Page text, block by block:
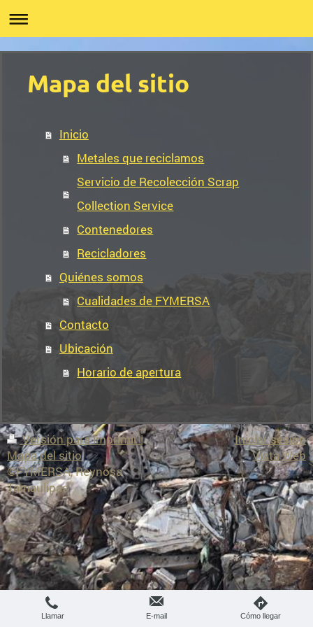
Mapa del sitio
Inicio
Metales que reciclamos
Servicio de Recolección Scrap
Collection Service
Contenedores
Recicladores
Quiénes somos
Cualidades de FYMERSA
Contacto
Ubicación
Horario de apertura
Versión para imprimir|
Mapa del sitio
©FYMERSA, Reynosa
Tamaulipas
Iniciar sesión
Vista Web
Llamar E-mail Cómo llegar